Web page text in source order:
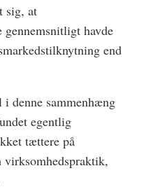
sig, at
gennemsnitligt havde
end
i denne sammenhæng
egentlig
tættere på